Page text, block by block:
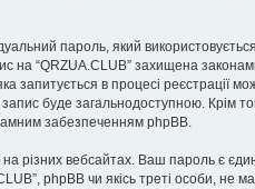
пароль, який
“QRZUA.CLUB” захищена
запитується в процесі реєстрації
буде загальнодоступною. Крім
забезпеченням phpBB.
різних вебсайтах. Ваш пароль є
phpBB чи якісь треті особи,